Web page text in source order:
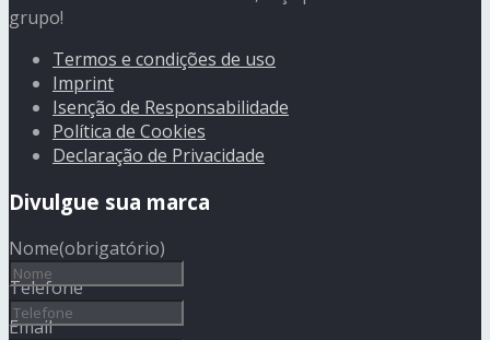
grupo!
Termos e condições de uso
Imprint
Isenção de Responsabilidade
Política de Cookies
Declaração de Privacidade
Divulgue sua marca
Nome(obrigatório)
Telefone
Email